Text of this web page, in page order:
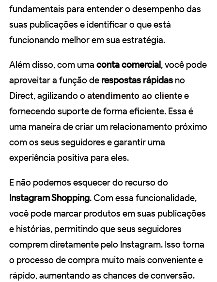
fundamentais para entender o desempenho das
suas publicações e identificar o que está
funcionando melhor em sua estratégia.
Além disso, com uma conta comercial, você pode
aproveitar a função de respostas rápidas no
Direct, agilizando o atendimento ao clientee
fornecendo suporte de forma eficiente. Essa é
uma maneira de criar um relacionamento próximo
com os seus seguidores e garantir uma
experiência positiva para eles.
E não podemos esquecer do recurso do
Instagram Shopping. Com essa funcionalidade,
você pode marcar produtos em suas publicações
e histórias, permitindo que seus seguidores
comprem diretamente pelo Instagram. Isso torna
o processo de compra muito mais conveniente e
rápido, aumentando as chances de conversão.